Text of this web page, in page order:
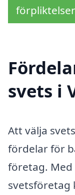
förpliktelser
svets i
Att välja
fördelar för
företag.
svetsföretag